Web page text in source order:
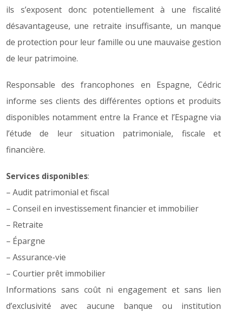
ils s’exposent donc potentiellement à une fiscalité
désavantageuse, une retraite insuffisante, un manque
de protection pour leur famille ou une mauvaise gestion
de leur patrimoine.
Responsable des francophones en Espagne, Cédric
informe ses clients des différentes options et produits
disponibles notamment entre la France et l’Espagne via
l’étude de leur situation patrimoniale, fiscale et
financière.
Services disponibles:
– Audit patrimonial et fiscal
– Conseil en investissement financier et immobilier
– Retraite
– Épargne
– Assurance-vie
– Courtier prêt immobilier
Informations sans coût ni engagement et sans lien
d’exclusivité avec aucune banque ou institution